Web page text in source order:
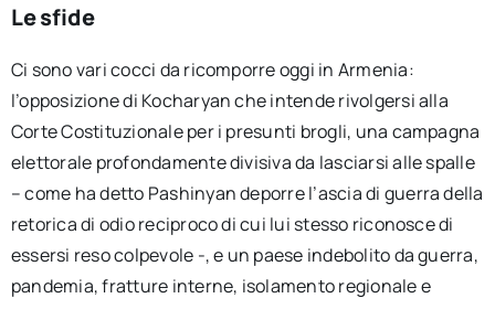
Le sfide
Ci sono vari cocci da ricomporre oggi in Armenia:
l’opposizione di Kocharyan che intende rivolgersi alla
Corte Costituzionale per i presunti brogli, una campagna
elettorale profondamente divisiva da lasciarsi alle spalle
– come ha detto Pashinyan deporre l’ascia di guerra della
retorica di odio reciproco di cui lui stesso riconosce di
essersi reso colpevole -, e un paese indebolito da guerra,
pandemia, fratture interne, isolamento regionale e